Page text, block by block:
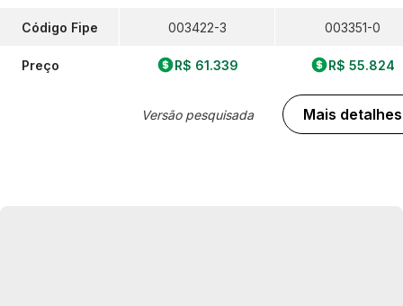
Código Fipe
Preço
003422-3
R$ 61.339
Versão pesquisada
003351-0
R$ 55.824
Mais detalhes